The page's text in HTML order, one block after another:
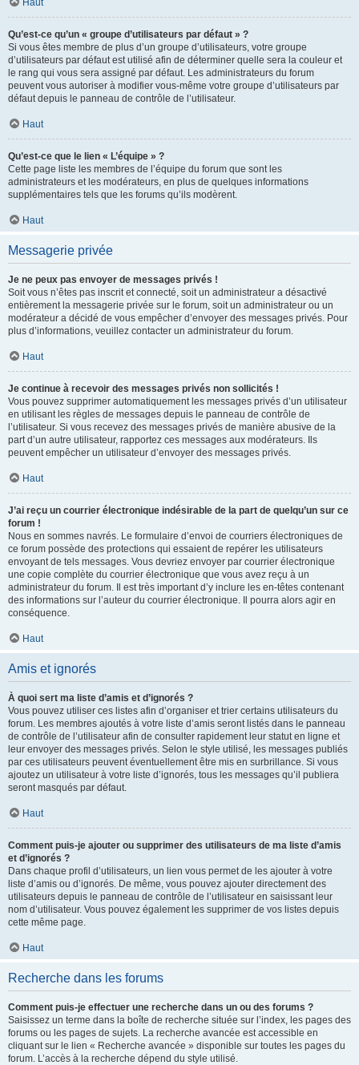
Haut
Qu’est-ce qu’un « groupe d’utilisateurs par défaut » ?
Si vous êtes membre de plus d’un groupe d’utilisateurs, votre groupe
d’utilisateurs par défaut est utilisé afin de déterminer quelle sera la couleur et
le rang qui vous sera assigné par défaut. Les administrateurs du forum
peuvent vous autoriser à modifier vous-même votre groupe d’utilisateurs par
défaut depuis le panneau de contrôle de l’utilisateur.
Haut
Qu’est-ce que le lien « L’équipe » ?
Cette page liste les membres de l’équipe du forum que sont les
administrateurs et les modérateurs, en plus de quelques informations
supplémentaires tels que les forums qu’ils modèrent.
Haut
Messagerie privée
Je ne peux pas envoyer de messages privés !
Soit vous n’êtes pas inscrit et connecté, soit un administrateur a désactivé
entièrement la messagerie privée sur le forum, soit un administrateur ou un
modérateur a décidé de vous empêcher d’envoyer des messages privés. Pour
plus d’informations, veuillez contacter un administrateur du forum.
Haut
Je continue à recevoir des messages privés non sollicités !
Vous pouvez supprimer automatiquement les messages privés d’un utilisateur
en utilisant les règles de messages depuis le panneau de contrôle de
l’utilisateur. Si vous recevez des messages privés de manière abusive de la
part d’un autre utilisateur, rapportez ces messages aux modérateurs. Ils
peuvent empêcher un utilisateur d’envoyer des messages privés.
Haut
J’ai reçu un courrier électronique indésirable de la part de quelqu’un sur ce
forum !
Nous en sommes navrés. Le formulaire d’envoi de courriers électroniques de
ce forum possède des protections qui essaient de repérer les utilisateurs
envoyant de tels messages. Vous devriez envoyer par courrier électronique
une copie complète du courrier électronique que vous avez reçu à un
administrateur du forum. Il est très important d’y inclure les en-têtes contenant
des informations sur l’auteur du courrier électronique. Il pourra alors agir en
conséquence.
Haut
Amis et ignorés
À quoi sert ma liste d’amis et d’ignorés ?
Vous pouvez utiliser ces listes afin d’organiser et trier certains utilisateurs du
forum. Les membres ajoutés à votre liste d’amis seront listés dans le panneau
de contrôle de l’utilisateur afin de consulter rapidement leur statut en ligne et
leur envoyer des messages privés. Selon le style utilisé, les messages publiés
par ces utilisateurs peuvent éventuellement être mis en surbrillance. Si vous
ajoutez un utilisateur à votre liste d’ignorés, tous les messages qu’il publiera
seront masqués par défaut.
Haut
Comment puis-je ajouter ou supprimer des utilisateurs de ma liste d’amis
et d’ignorés ?
Dans chaque profil d’utilisateurs, un lien vous permet de les ajouter à votre
liste d’amis ou d’ignorés. De même, vous pouvez ajouter directement des
utilisateurs depuis le panneau de contrôle de l’utilisateur en saisissant leur
nom d’utilisateur. Vous pouvez également les supprimer de vos listes depuis
cette même page.
Haut
Recherche dans les forums
Comment puis-je effectuer une recherche dans un ou des forums ?
Saisissez un terme dans la boîte de recherche située sur l’index, les pages des
forums ou les pages de sujets. La recherche avancée est accessible en
cliquant sur le lien « Recherche avancée » disponible sur toutes les pages du
forum. L’accès à la recherche dépend du style utilisé.